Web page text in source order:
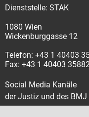
Dienststelle: STAK
1080 Wien
Wickenburggasse 12
Telefon: +43 1 40403
Fax: +43 1 40403
Social Media Kanäle
der Justiz und des BMJ